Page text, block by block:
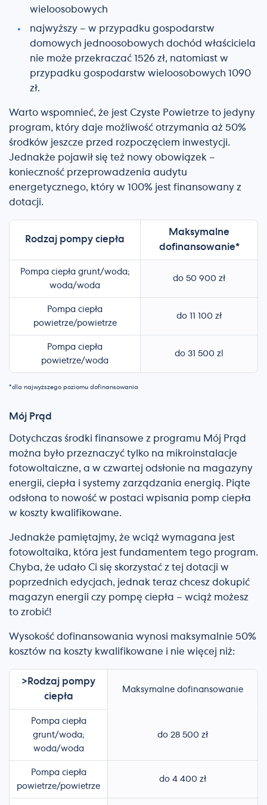
wieloosobowych
najwyższy – w przypadku gospodarstw
domowych jednoosobowych dochód właściciela
nie może przekraczać 1526 zł, natomiast w
przypadku gospodarstw wieloosobowych 1090
zł.
Warto wspomnieć, że jest Czyste Powietrze to jedyny
program, który daje możliwość otrzymania aż 50%
środków jeszcze przed rozpoczęciem inwestycji.
Jednakże pojawił się też nowy obowiązek –
konieczność przeprowadzenia audytu
energetycznego, który w 100% jest finansowany z
dotacji.
Rodzaj pompy ciepła
Maksymalne
dofinansowanie*
Pompa ciepła grunt/woda;
woda/woda
do 50 900 zł
Pompa ciepła
powietrze/powietrze
do 11 100 zł
Pompa ciepła
powietrze/woda
do 31 500 zl
*dla najwyższego poziomu dofinansowania
Mój Prąd
Dotychczas środki finansowe z programu Mój Prąd
można było przeznaczyć tylko na mikroinstalacje
fotowoltaiczne, a w czwartej odsłonie na magazyny
energii, ciepła i systemy zarządzania energią. Piąte
odsłona to nowość w postaci wpisania pomp ciepła
w koszty kwalifikowane.
Jednakże pamiętajmy, że wciąż wymagana jest
fotowoltaika, która jest fundamentem tego program.
Chyba, że udało Ci się skorzystać z tej dotacji w
poprzednich edycjach, jednak teraz chcesz dokupić
magazyn energii czy pompę ciepła – wciąż możesz
to zrobić!
Wysokość dofinansowania wynosi maksymalnie 50%
kosztów na koszty kwalifikowane i nie więcej niż:
>Rodzaj pompy
ciepła
Maksymalne dofinansowanie
Pompa ciepła
grunt/woda;
woda/woda
do 28 500 zł
Pompa ciepła
powietrze/powietrze
do 4 400 zł